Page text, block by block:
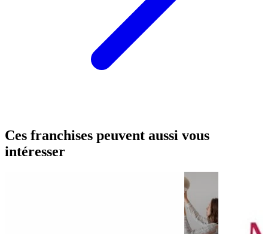
Ces franchises peuvent aussi vous
intéresser